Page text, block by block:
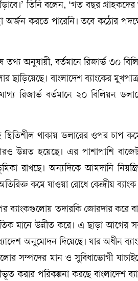
তিনি বলেন, ‘গত বছর
করতে পারেনি। তবে কঠোর
তথ্য অনুযায়ী, বর্তমানে রিজার্ভ
ছাড়িয়েছে। বাংলাদেশ ব্যাংকের
রিজার্ভ বর্তমানে ২০ বিলিয়ন
স্থিতিশীল থাকায় ডলারের ওপর চাপ
উন্নত হয়েছে। এর পাশাপাশি
রাখছে। অন্যদিকে আমদানি
কমে যাওয়া রোধে কেন্দ্রীয়
ব্যাংকগুলোয় তদারকি জোরদার করে
মানে উন্নীত করে। এ ছাড়া আগের
অনুমোদন দিয়েছে। যার অধীন
সম্পদের মান ও সুবিধাভোগী যাচাইয়ে
করার পরিকল্পনা করছে বাংলাদেশ